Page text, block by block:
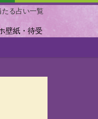
たる占い一覧
壁紙・待受